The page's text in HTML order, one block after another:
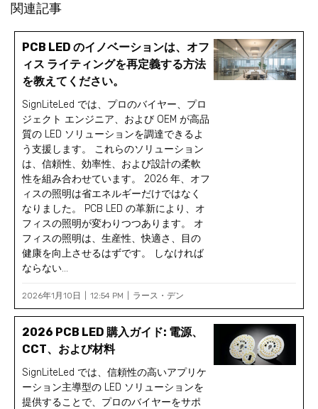
関連記事
PCB LED のイノベーションは、オフ
ィス ライティングを再定義する方法
を教えてください。
SignLiteLed では、プロのバイヤー、プロ
ジェクト エンジニア、および OEM が高品
質の LED ソリューションを調達できるよ
う支援します。 これらのソリューション
は、信頼性、効率性、および設計の柔軟
性を組み合わせています。 2026 年、オフ
ィスの照明は省エネルギーだけではなく
なりました。 PCB LED の革新により、オ
フィスの照明が変わりつつあります。 オ
フィスの照明は、生産性、快適さ、目の
健康を向上させるはずです。 しなければ
ならない...
2026年1月10日 12:54 PM ラース・デン
2026 PCB LED 購入ガイド: 電源、
CCT、および材料
SignLiteLed では、信頼性の高いアプリケ
ーション主導型の LED ソリューションを
提供することで、プロのバイヤーをサポ